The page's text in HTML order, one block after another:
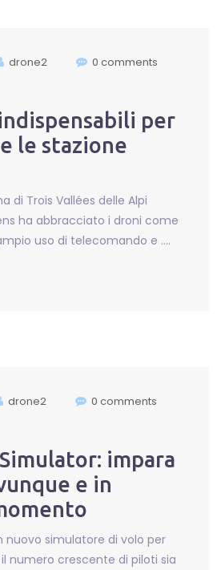
drone2
0 comments
per
le stazione
di Trois Vallées delle Alpi
ha abbracciato i droni come
uso di telecomando e ….
drone2
0 comments
impara
e in
nuovo simulatore di volo per
numero crescente di piloti sia